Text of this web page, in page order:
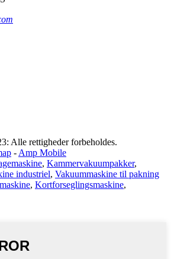
Alle rettigheder forbeholdes.
- Amp Mobile
, Kammervakuumpakker,
industriel, Vakuummaskine til pakning
, Kortforseglingsmaskine,